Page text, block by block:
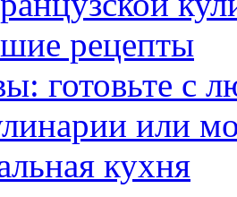
рецепты
готовьте с
или
кухня